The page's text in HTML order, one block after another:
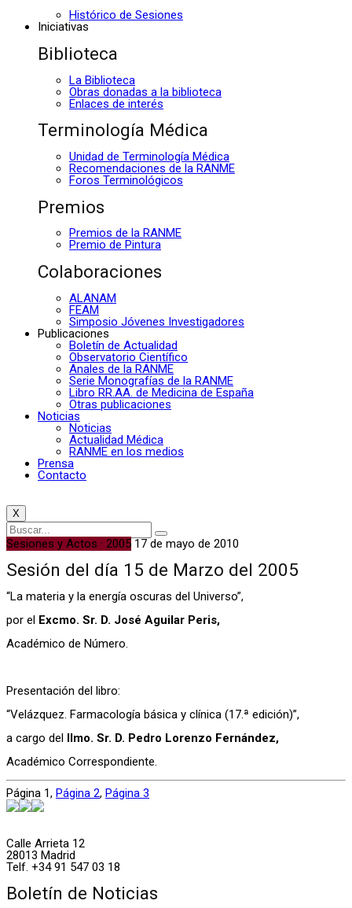
Histórico de Sesiones
Iniciativas
Biblioteca
La Biblioteca
Obras donadas a la biblioteca
Enlaces de interés
Terminología Médica
Unidad de Terminología Médica
Recomendaciones de la RANME
Foros Terminológicos
Premios
Premios de la RANME
Premio de Pintura
Colaboraciones
ALANAM
FEAM
Simposio Jóvenes Investigadores
Publicaciones
Boletín de Actualidad
Observatorio Científico
Anales de la RANME
Serie Monografías de la RANME
Libro RR.AA. de Medicina de España
Otras publicaciones
Noticias
Noticias
Actualidad Médica
RANME en los medios
Prensa
Contacto
X
Sesiones y Actos · 2005 17 de mayo de 2010
Sesión del día 15 de Marzo del 2005
“La materia y la energía oscuras del Universo”,
por el Excmo. Sr. D. José Aguilar Peris,
Académico de Número.
Presentación del libro:
“Velázquez. Farmacología básica y clínica (17.ª edición)”,
a cargo del Ilmo. Sr. D. Pedro Lorenzo Fernández,
Académico Correspondiente.
Página 1, Página 2, Página 3
Calle Arrieta 12
28013 Madrid
Telf. +34 91 547 03 18
Boletín de Noticias